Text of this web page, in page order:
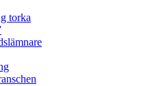
torka